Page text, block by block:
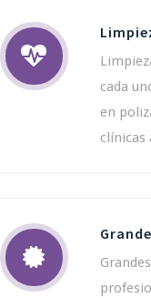
cada
en
clínicas